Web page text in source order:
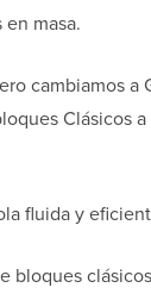
masa.
cambiamos a
Clásicos
fluida y
bloques